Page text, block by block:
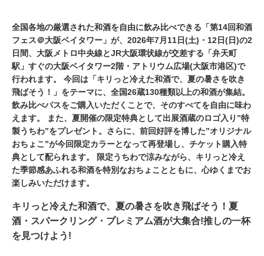
全国各地の厳選された和酒を自由に飲み比べできる「第14回和酒
フェス＠大阪ベイタワー」が、2026年7月11日(土)・12日(日)の2
日間、大阪メトロ中央線とJR大阪環状線が交差する「弁天町
駅」すぐの大阪ベイタワー2階・アトリウム広場(大阪市港区)で
行われます。 今回は「キリっと冷えた和酒で、夏の暑さを吹き
飛ばそう！」をテーマに、全国26蔵130種類以上の和酒が集結。
飲み比べパスをご購入いただくことで、そのすべてを自由に味わ
えます。 また、夏開催の限定特典として出展酒蔵のロゴ入り”特
製うちわ”をプレゼント。さらに、前回好評を博した”オリジナル
おちょこ”が今回限定カラーとなって再登場し、チケット購入特
典として配られます。 限定うちわで涼みながら、キリっと冷え
た季節感あふれる和酒を特別なおちょことともに、心ゆくまでお
楽しみいただけます。
キリっと冷えた和酒で、夏の暑さを吹き飛ばそう！夏
酒・スパークリング・プレミアム酒が大集合!推しの一杯
を見つけよう!